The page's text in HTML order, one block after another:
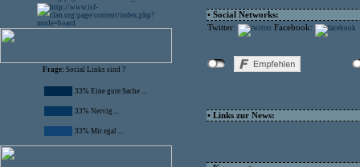
Frage: Social Links sind ?
33% Eine gute Sache ...
33% Nervig ...
33% Mir egal ...
• Social Networks:
Twitter:
Facebook:
• Links zur News: